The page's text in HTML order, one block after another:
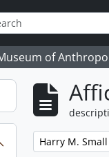
options
of
Remove filter:
Harry M. Small